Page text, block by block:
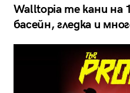
Walltopia те кани на
басейн, гледка и